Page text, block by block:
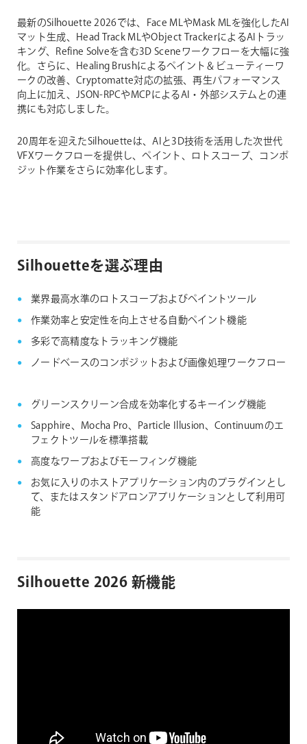
最新のSilhouette 2026では、Face MLやMask MLを強化したAI
マット生成、Head Track MLやObject TrackerによるAIトラッ
キング、Refine Solveを含む3D Sceneワークフローを大幅に強
化。さらに、Healing Brushによるペイント＆ビューティーワ
ークの改善、Cryptomatte対応の拡張、再生パフォーマンス
向上に加え、JSON-RPCやMCPによるAI・外部システムとの連
携にも対応しました。
20周年を迎えたSilhouetteは、AIと3D技術を活用した次世代
VFXワークフローを提供し、ペイント、ロトスコープ、コンポ
ジット作業をさらに効率化します。
Silhouetteを選ぶ理由
業界最高水準のロトスコープおよびペイントツール
作業効率と安定性を向上させる自動ペイント機能
多彩で高精度なトラッキング機能
ノードベースのコンポジットおよび画像処理ワークフロー
グリーンスクリーン合成を効率化するキーイング機能
Sapphire、Mocha Pro、Particle Illusion、Continuumのエ
フェクトツールを標準搭載
高度なワープおよびモーフィング機能
お気に入りのホストアプリケーション内のプラグインとし
て、またはスタンドアロンアプリケーションとして利用可
能
Silhouette 2026 新機能